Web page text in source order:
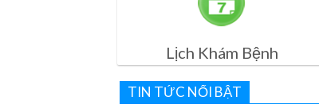
Lịch Khám Bệnh
TIN TỨC NỔI BẬT